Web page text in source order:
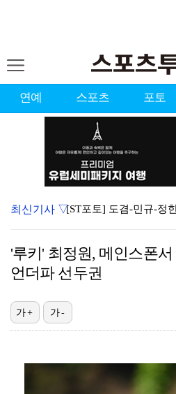
연예 스포츠 포토
[ST포토] 도겸-민규-정
[ST포토] 리센느 메이, '
최신기사 ▽
'루키' 최정원, 메인스폰
언더파 선두권
가+ 가-